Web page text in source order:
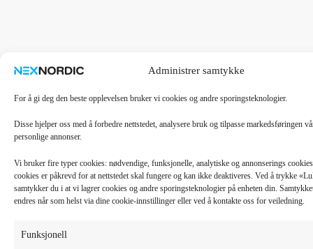
Administrer samtykke
For å gi deg den beste opplevelsen bruker vi cookies og andre sporingsteknologier.
Disse hjelper oss med å forbedre nettstedet, analysere bruk og tilpasse markedsføringen
personlige annonser.
Vi bruker fire typer cookies: nødvendige, funksjonelle, analytiske og annonserings
cookies er påkrevd for at nettstedet skal fungere og kan ikke deaktiveres. Ved å trykke
samtykker du i at vi lagrer cookies og andre sporingsteknologier på enheten din.
endres når som helst via dine cookie-innstillinger eller ved å kontakte oss for veiledning.
Funksjonell